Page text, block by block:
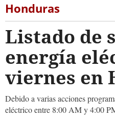
Honduras
Listado de
energía
viernes en
Debido a varias acciones
eléctrico entre 8:00 AM y 4:00